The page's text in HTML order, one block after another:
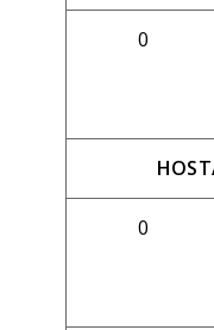
0
0